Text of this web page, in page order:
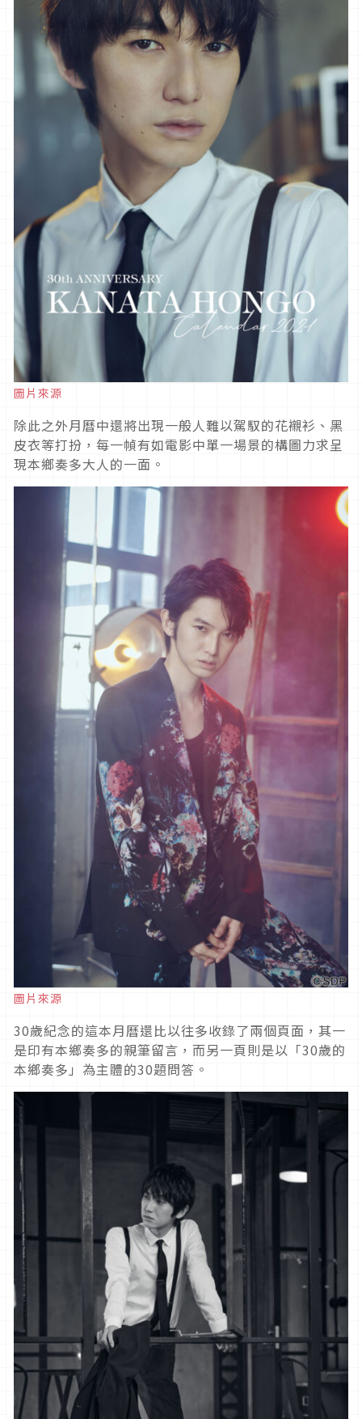
圖片來源
除此之外月曆中還將出現一般人難以駕馭的花襯衫、黑
皮衣等打扮，每一幀有如電影中單一場景的構圖力求呈
現本鄉奏多大人的一面。
圖片來源
30歲紀念的這本月曆還比以往多收錄了兩個頁面，其一
是印有本鄉奏多的親筆留言，而另一頁則是以「30歲的
本鄉奏多」為主體的30題問答。